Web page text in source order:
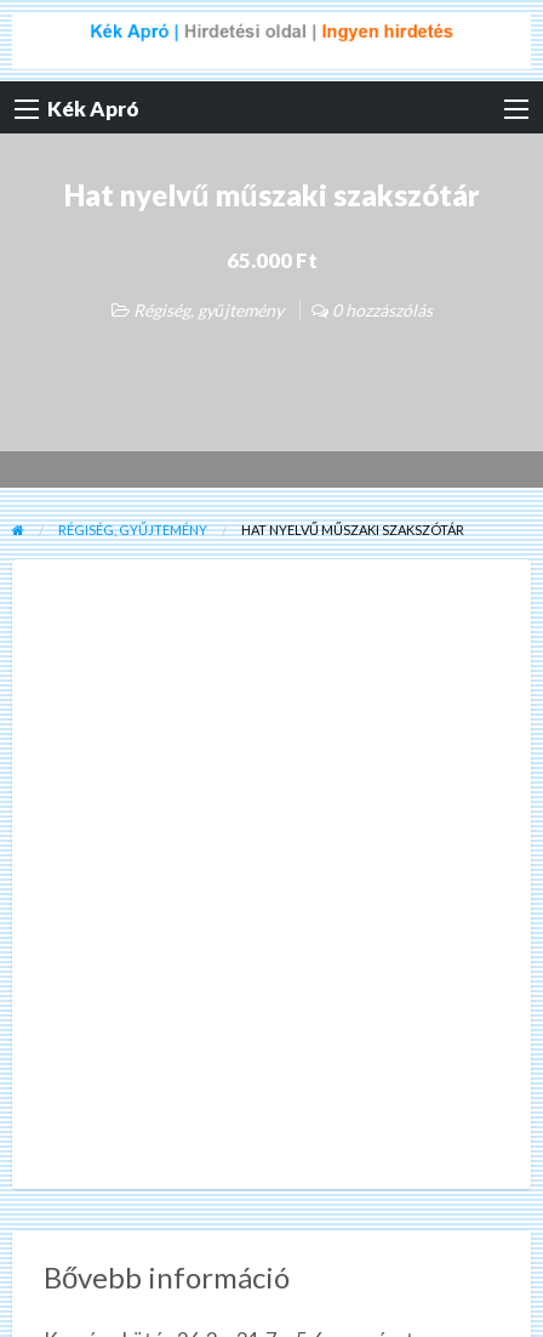
Kék Apró
Hat nyelvű műszaki szakszótár
65.000 Ft
Régiség, gyűjtemény 0 hozzászólás
RÉGISÉG, GYŰJTEMÉNY HAT NYELVŰ MŰSZAKI SZAKSZÓTÁR
Bővebb információ